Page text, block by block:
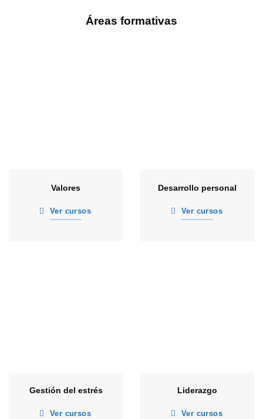
Áreas formativas
Valores
Ver cursos
Desarrollo personal
Ver cursos
Gestión del estrés
Ver cursos
Liderazgo
Ver cursos